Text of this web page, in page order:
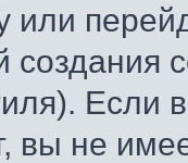
или
Если
вы не